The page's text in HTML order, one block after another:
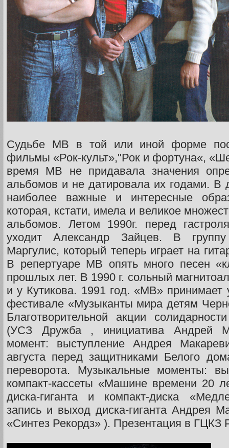
Судьбе МВ в той или иной форме
фильмы «Рок-культ»,"Рок и фортуна«,
время МВ не придавала значения
альбомов и не датировала их годами. В
наиболее важные и интересные
которая, кстати, имела и великое
альбомов. Летом 1990г. перед
уходит Александр Зайцев. В
Маргулис, который теперь играет на
В репертуаре МВ опять много песен
прошлых лет. В 1990 г. сольный
и у Кутикова. 1991 год. «МВ»
фестивале «Музыканты мира детям
Благотворительной акции
(УСЗ Дружба , инициатива Андрей
момент: выступление Андрея
августа перед защитниками Белого
переворота. Музыкальные моменты:
компакт-кассеты «Машине времени 20
диска-гиганта и компакт-диска
запись и выход диска-гиганта Андрея
«Синтез Рекордз» ). Презентация в ГЦКЗ